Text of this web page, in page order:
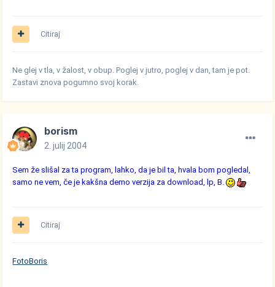
Citiraj
Ne glej v tla, v žalost, v obup. Poglej v jutro, poglej v dan, tam je pot.
Zastavi znova pogumno svoj korak.
borism
2. julij 2004
Sem že slišal za ta program, lahko, da je bil ta, hvala bom pogledal,
samo ne vem, če je kakšna demo verzija za download, lp, B.
Citiraj
FotoBoris